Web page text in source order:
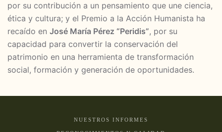
por su contribución a un pensamiento que une ciencia,
ética y cultura; y el Premio a la Acción Humanista ha
recaído en José María Pérez “Peridis”, por su
capacidad para convertir la conservación del
patrimonio en una herramienta de transformación
social, formación y generación de oportunidades.
NUESTROS INFORMES